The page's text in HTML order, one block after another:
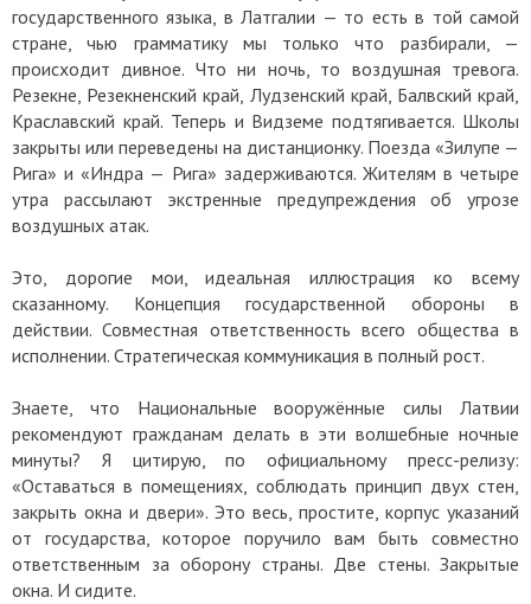
государственного языка, в Латгалии — то есть в той самой
стране, чью грамматику мы только что разбирали, —
происходит дивное. Что ни ночь, то воздушная тревога.
Резекне, Резекненский край, Лудзенский край, Балвский край,
Краславский край. Теперь и Видземе подтягивается. Школы
закрыты или переведены на дистанционку. Поезда «Зилупе —
Рига» и «Индра — Рига» задерживаются. Жителям в четыре
утра рассылают экстренные предупреждения об угрозе
воздушных атак.
Это, дорогие мои, идеальная иллюстрация ко всему
сказанному. Концепция государственной обороны в
действии. Совместная ответственность всего общества в
исполнении. Стратегическая коммуникация в полный рост.
Знаете, что Национальные вооружённые силы Латвии
рекомендуют гражданам делать в эти волшебные ночные
минуты? Я цитирую, по официальному пресс-релизу:
«Оставаться в помещениях, соблюдать принцип двух стен,
закрыть окна и двери». Это весь, простите, корпус указаний
от государства, которое поручило вам быть совместно
ответственным за оборону страны. Две стены. Закрытые
окна. И сидите.